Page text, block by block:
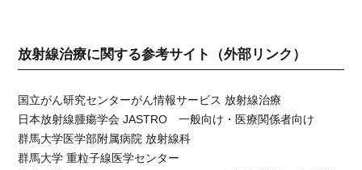
放射線治療に関する参考サイト（外部リンク）
国立がん研究センターがん情報サービス 放射線治療
日本放射線腫瘍学会 JASTRO 一般向け・医療関係者向け
群馬大学医学部附属病院 放射線科
群馬大学 重粒子線医学センター